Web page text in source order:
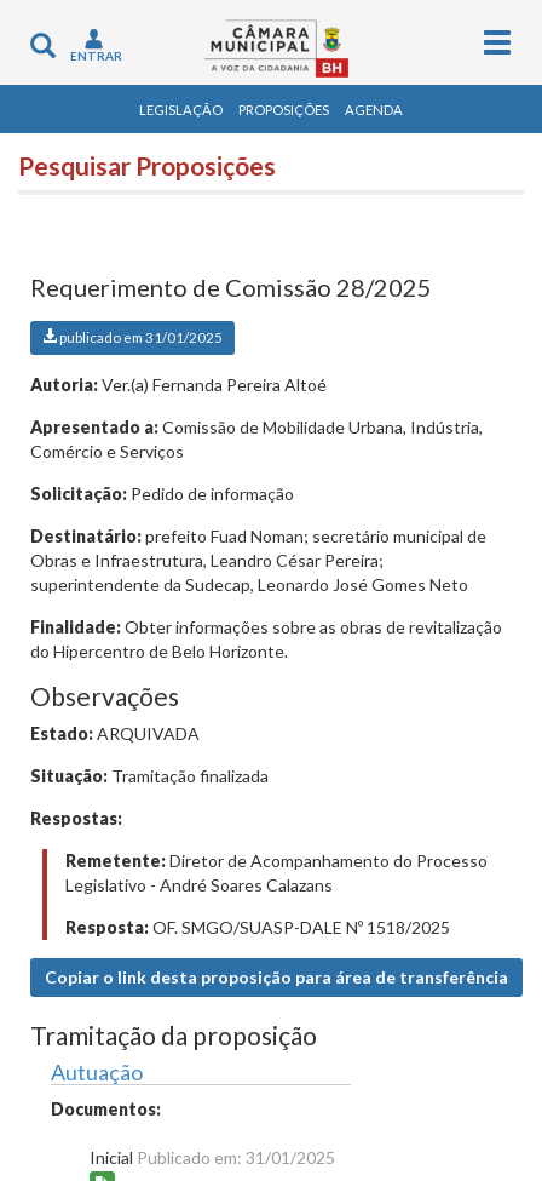
Toggle
navigation
ENTRAR
LEGISLAÇÃO PROPOSIÇÕES AGENDA
Pesquisar Proposições
Requerimento de Comissão 28/2025
publicado em 31/01/2025
Autoria:Ver.(a) Fernanda Pereira Altoé
Apresentado a:Comissão de Mobilidade Urbana, Indústria,
Comércio e Serviços
Solicitação: Pedido de informação
Destinatário:prefeito Fuad Noman; secretário municipal de
Obras e Infraestrutura, Leandro César Pereira;
superintendente da Sudecap, Leonardo José Gomes Neto
Finalidade:Obter informações sobre as obras de revitalização
do Hipercentro de Belo Horizonte.
Observações
Estado:ARQUIVADA
Situação: Tramitação finalizada
Respostas:
Remetente:Diretor de Acompanhamento do Processo
Legislativo - André Soares Calazans
Resposta:OF. SMGO/SUASP-DALE Nº 1518/2025
Copiar o link desta proposição para área de transferência
Tramitação da proposição
Autuação
Documentos:
Inicial Publicado em: 31/01/2025